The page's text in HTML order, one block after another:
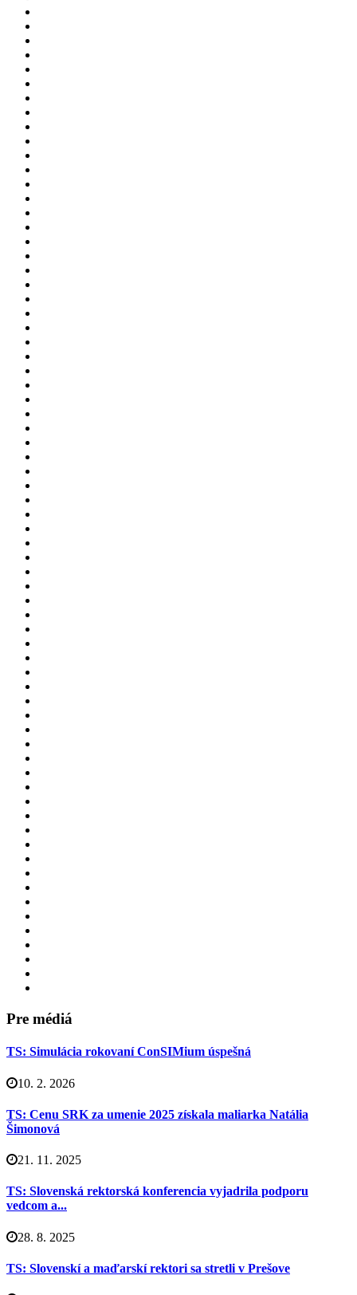
Pre médiá
TS: Simulácia rokovaní ConSIMium úspešná
10. 2. 2026
TS: Cenu SRK za umenie 2025 získala maliarka Natália
Šimonová
21. 11. 2025
TS: Slovenská rektorská konferencia vyjadrila podporu
vedcom a...
28. 8. 2025
TS: Slovenskí a maďarskí rektori sa stretli v Prešove